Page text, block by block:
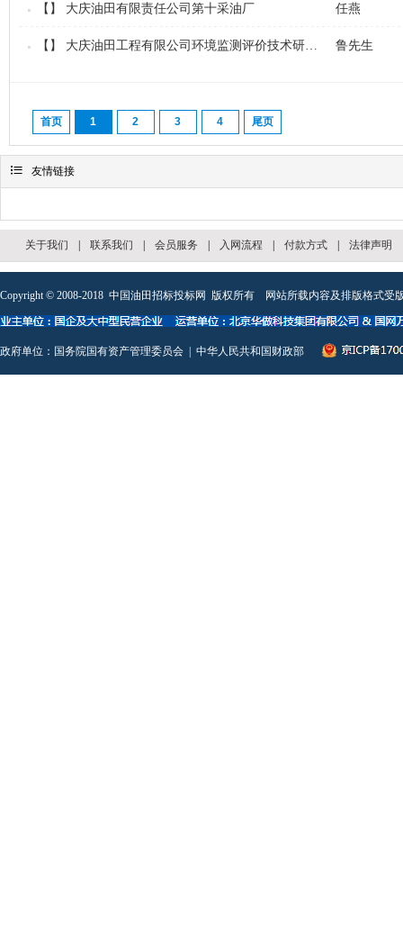
【】 大庆油田有限责任公司第十采油厂 任燕
【】 大庆油田工程有限公司环境监测评价技术研究所 鲁先生
首页 1 2 3 4 尾页
 友情链接
关于我们 联系我们 会员服务 入网流程 付款方式 法律声明
Copyright © 2008-2018 中国油田招标投标网 版权所有 网站所载内容及排版格式受
政府单位： 国务院国有资产管理委员会 中华人民共和国财政部